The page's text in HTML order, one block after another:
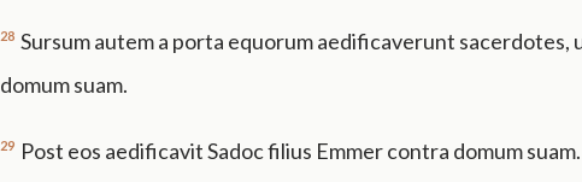
28 Sursum autem a porta equorum aedificaverunt sacerdotes,
domum suam.
29 Post eos aedificavit Sadoc filius Emmer contra domum